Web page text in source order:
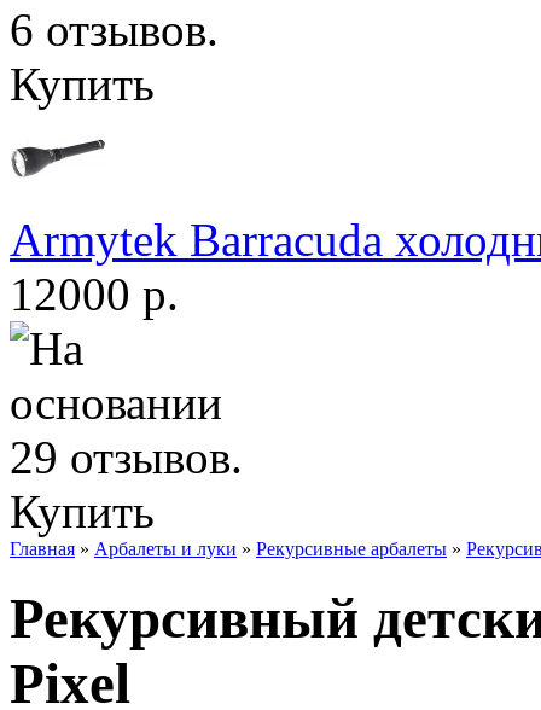
Купить
Armytek Barracuda
12000 р.
Купить
Главная » Арбалеты и луки » Рекурсивные арбалеты »
Рекурсивный
Pixel